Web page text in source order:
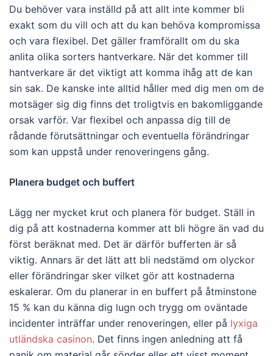
Du behöver vara inställd på att allt inte kommer bli
exakt som du vill och att du kan behöva kompromissa
och vara flexibel. Det gäller framförallt om du ska
anlita olika sorters hantverkare. När det kommer till
hantverkare är det viktigt att komma ihåg att de kan
sin sak. De kanske inte alltid håller med dig men om de
motsäger sig dig finns det troligtvis en bakomliggande
orsak varför. Var flexibel och anpassa dig till de
rådande förutsättningar och eventuella förändringar
som kan uppstå under renoveringens gång.
Planera budget och buffert
Lägg ner mycket krut och planera för budget. Ställ in
dig på att kostnaderna kommer att bli högre än vad du
först beräknat med. Det är därför bufferten är så
viktig. Annars är det lätt att bli nedstämd om olyckor
eller förändringar sker vilket gör att kostnaderna
eskalerar. Om du planerar in en buffert på åtminstone
15 % kan du känna dig lugn och trygg om oväntade
incidenter inträffar under renoveringen, eller på lyxiga
utländska casinon. Det finns ingen anledning att få